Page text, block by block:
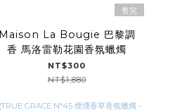
售完
Maison La Bougie 巴黎調
香 馬洛雷勒花園香氛蠟燭
NT$300
NT$1,880